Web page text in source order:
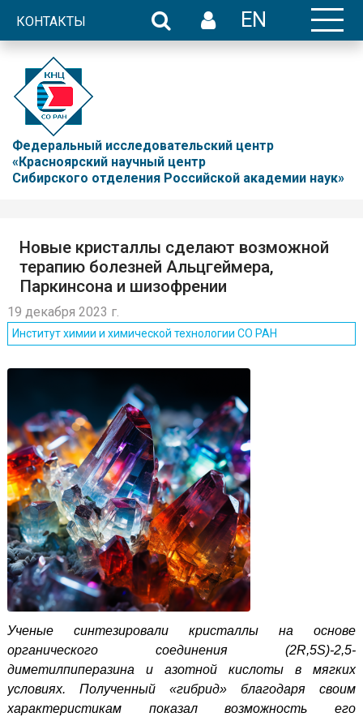
КОНТАКТЫ EN
Федеральный исследовательский центр
«Красноярский научный центр
Сибирского отделения Российской академии наук»
Новые кристаллы сделают возможной
терапию болезней Альцгеймера,
Паркинсона и шизофрении
19 декабря 2023 г.
Институт химии и химической технологии СО РАН
Ученые синтезировали кристаллы на основе
органического соединения (2R,5S)-2,5-
диметилпиперазина и азотной кислоты в мягких
условиях. Полученный «гибрид» благодаря своим
характеристикам показал возможность его